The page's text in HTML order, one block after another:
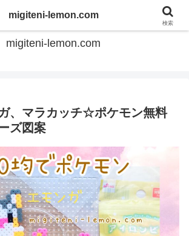
てのひらアイロンビーズ
migiteni-lemon.com
、マラカッチ☆ポケモン無料
ズ図案
migiteni-lemon.com
検索